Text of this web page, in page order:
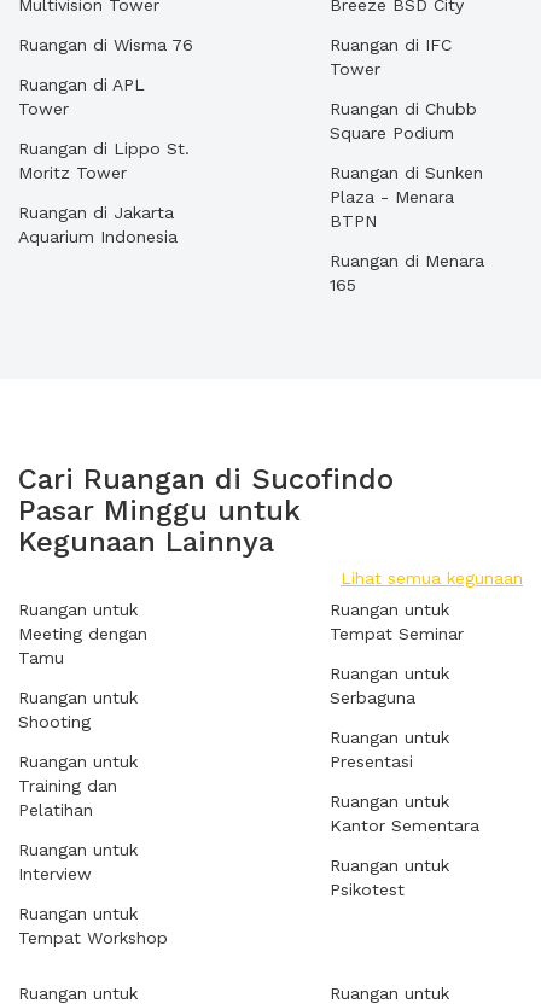
Multivision Tower
Ruangan di Wisma 76
Ruangan di APL
Tower
Ruangan di Lippo St.
Moritz Tower
Ruangan di Jakarta
Aquarium Indonesia
Breeze BSD City
Ruangan di IFC
Tower
Ruangan di Chubb
Square Podium
Ruangan di Sunken
Plaza - Menara
BTPN
Ruangan di Menara
165
Cari Ruangan di Sucofindo
Pasar Minggu untuk
Kegunaan Lainnya
Lihat semua kegunaan
Ruangan untuk
Meeting dengan
Tamu
Ruangan untuk
Shooting
Ruangan untuk
Training dan
Pelatihan
Ruangan untuk
Interview
Ruangan untuk
Tempat Workshop
Ruangan untuk
Tempat Seminar
Ruangan untuk
Serbaguna
Ruangan untuk
Presentasi
Ruangan untuk
Kantor Sementara
Ruangan untuk
Psikotest
Ruangan untuk
Ruangan untuk